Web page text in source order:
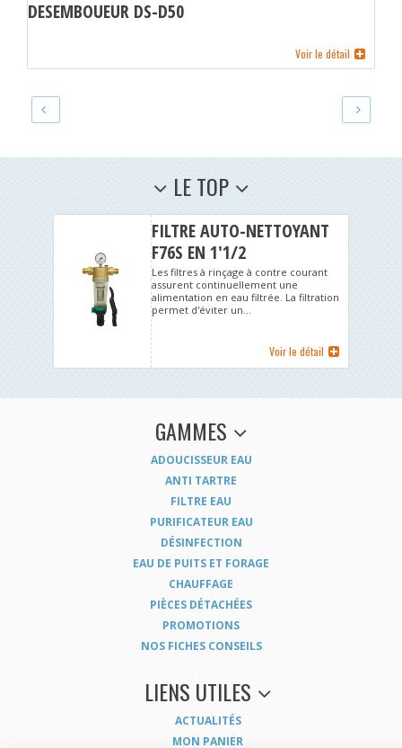
DESEMBOUEUR DS-D50
Voir le détail
LE TOP
FILTRE AUTO-NETTOYANT
F76S EN 1'1/2
Les filtres à rinçage à contre courant
assurent continuellement une
alimentation en eau filtrée. La filtration
permet d'éviter un...
Voir le détail
GAMMES
ADOUCISSEUR EAU
ANTI TARTRE
FILTRE EAU
PURIFICATEUR EAU
DÉSINFECTION
EAU DE PUITS ET FORAGE
CHAUFFAGE
PIÈCES DÉTACHÉES
PROMOTIONS
NOS FICHES CONSEILS
LIENS UTILES
ACTUALITÉS
MON PANIER